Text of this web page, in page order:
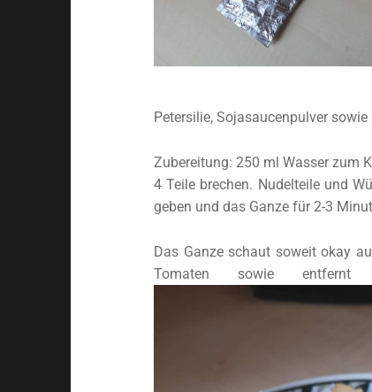
Petersilie, Sojasaucenpulver
Zubereitung: 250 ml Wasser zum
4 Teile brechen. Nudelteile und
geben und das Ganze für 2-3
Das Ganze schaut soweit okay
Tomaten sowie entfernt